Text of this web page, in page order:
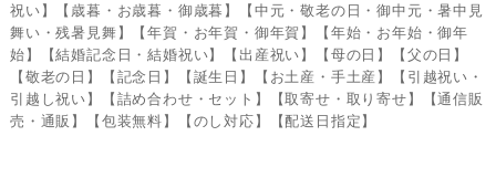
祝い】【歳暮・お歳暮・御歳暮】【中元・敬老の日・御中元・暑中見
舞い・残暑見舞】【年賀・お年賀・御年賀】【年始・お年始・御年
始】【結婚記念日・結婚祝い】【出産祝い】【母の日】【父の日】
【敬老の日】【記念日】【誕生日】【お土産・手土産】【引越祝い・
引越し祝い】【詰め合わせ・セット】【取寄せ・取り寄せ】【通信販
売・通販】【包装無料】【のし対応】【配送日指定】